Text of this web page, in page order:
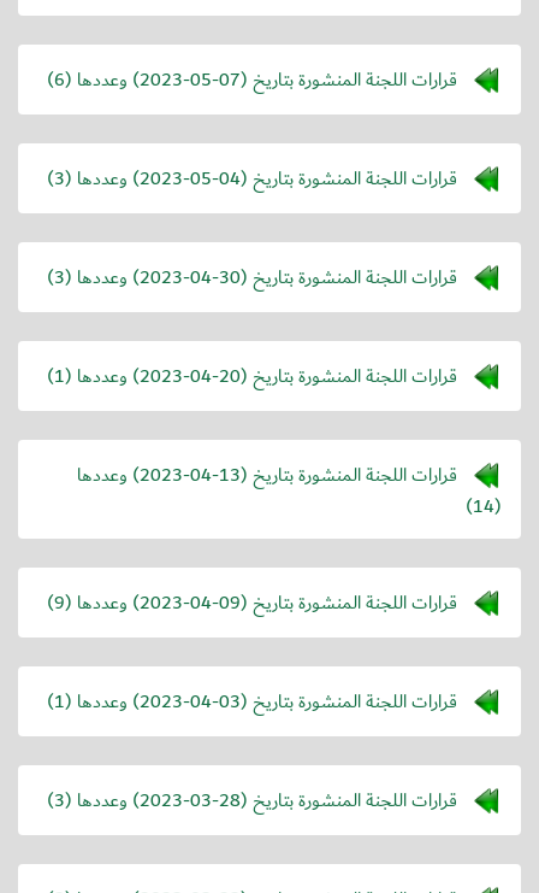
قرارات اللجنة المنشورة بتاريخ (2023-05-07) وعددها (6)
قرارات اللجنة المنشورة بتاريخ (2023-05-04) وعددها (3)
قرارات اللجنة المنشورة بتاريخ (2023-04-30) وعددها (3)
قرارات اللجنة المنشورة بتاريخ (2023-04-20) وعددها (1)
قرارات اللجنة المنشورة بتاريخ (2023-04-13) وعددها
(14)
قرارات اللجنة المنشورة بتاريخ (2023-04-09) وعددها (9)
قرارات اللجنة المنشورة بتاريخ (2023-04-03) وعددها (1)
قرارات اللجنة المنشورة بتاريخ (2023-03-28) وعددها (3)